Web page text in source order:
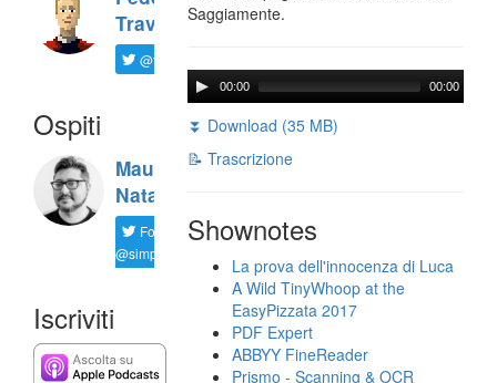
Travaini
@ftrava
Ospiti
Maurizio
Natali
Follow
@simplemal
Iscriviti
Saggiamente.
00:00 00:00
⏬ Download (35 MB)
📝 Trascrizione
Shownotes
La prova dell'innocenza di Luca
A Wild TinyWhoop at the
EasyPizzata 2017
PDF Expert
ABBYY FineReader
Prismo - Scanning & OCR